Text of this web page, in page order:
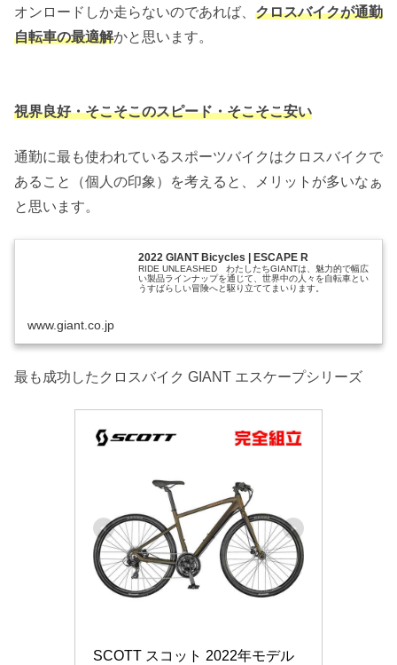
オンロードしか走らないのであれば、 クロスバイクが通勤
自転車の最適解かと思います。
視界良好・そこそこのスピード・そこそこ安い
通勤に最も使われているスポーツバイクはクロスバイクで
あること（個人の印象）を考えると、メリットが多いなぁ
と思います。
2022 GIANT Bicycles | ESCAPE R
RIDE UNLEASHED わたしたちGIANTは、魅力的で幅広
い製品ラインナップを通じて、世界中の人々を自転車とい
うすばらしい冒険へと駆り立ててまいります。
www.giant.co.jp
最も成功したクロスバイク GIANT エスケープシリーズ
SCOTT スコット 2022年モデル